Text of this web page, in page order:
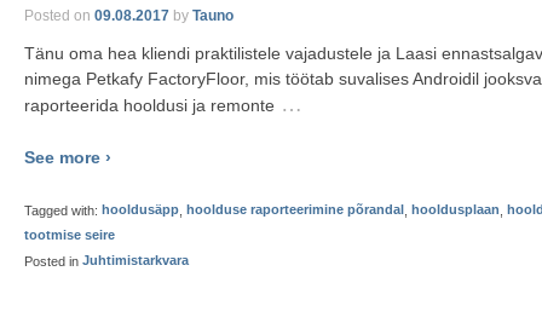
Posted on 09.08.2017 by Tauno
Tänu oma hea kliendi praktilistele vajadustele ja Laasi
nimega Petkafy FactoryFloor, mis töötab suvalises Androidil
raporteerida hooldusi ja remonte …
See more ›
Tagged with: hooldusäpp hoolduse raporteerimine põrandal hooldusplaan
tootmise seire
Posted in Juhtimistarkvara